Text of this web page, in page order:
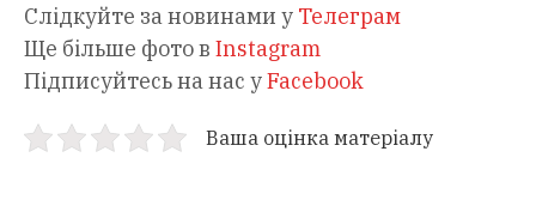
Слідкуйте за новинами у Телеграм
Ще більше фото в Instagram
Підписуйтесь на нас уFacebook
Ваша оцінка матеріалу